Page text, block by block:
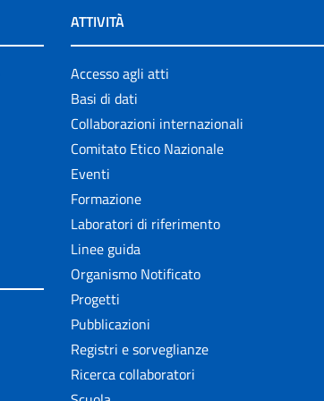
ATTIVITÀ
Accesso agli atti
Basi di dati
Collaborazioni internazionali
Comitato Etico Nazionale
Eventi
Formazione
Laboratori di riferimento
Linee guida
Organismo Notificato
Progetti
Pubblicazioni
Registri e sorveglianze
Ricerca collaboratori